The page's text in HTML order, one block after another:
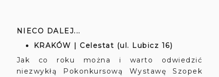
NIECO DALEJ...
KRAKÓW | Celestat (ul. Lubicz 16)
Jak co roku można i warto odwiedzić
niezwykłą Pokonkursową Wystawę Szopek